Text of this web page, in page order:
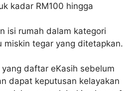
kadar RM100 hingga
isi rumah dalam kategori
miskin tegar yang ditetapkan.
daftar eKasih sebelum
dapat keputusan kelayakan